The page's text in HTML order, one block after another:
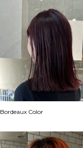
Bordeaux Color